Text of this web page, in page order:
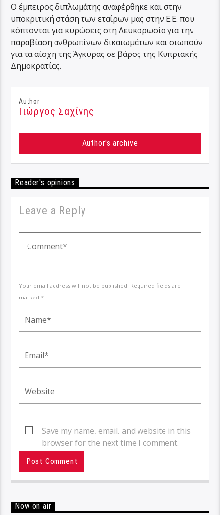
Ο έμπειρος διπλωμάτης αναφέρθηκε και στην
υποκριτική στάση των εταίρων μας στην Ε.Ε. που
κόπτονται για κυρώσεις στη Λευκορωσία για την
παραβίαση ανθρωπίνων δικαιωμάτων και σιωπούν
για τα αίσχη της Άγκυρας σε βάρος της Κυπριακής
Δημοκρατίας.
Author
Γιώργος Σαχίνης
Author's archive
Reader's opinions
Leave a Reply
Your email address will not be published. Required fields are
marked *
Save my name, email, and website in this
browser for the next time I comment.
Now on air